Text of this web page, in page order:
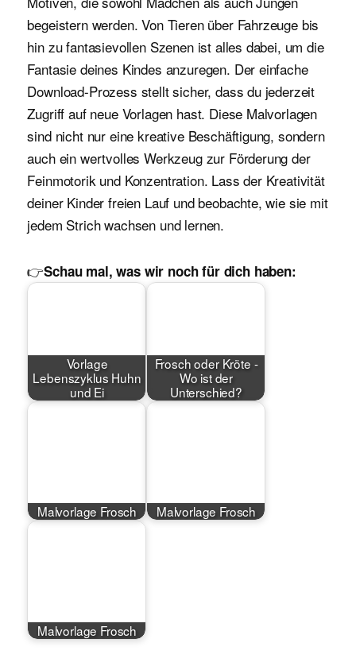
begeistern werden. Von Tieren über Fahrzeuge bis
hin zu fantasievollen Szenen ist alles dabei, um die
Fantasie deines Kindes anzuregen. Der einfache
Download-Prozess stellt sicher, dass du jederzeit
Zugriff auf neue Vorlagen hast. Diese Malvorlagen
sind nicht nur eine kreative Beschäftigung, sondern
auch ein wertvolles Werkzeug zur Förderung der
Feinmotorik und Konzentration. Lass der Kreativität
deiner Kinder freien Lauf und beobachte, wie sie mit
jedem Strich wachsen und lernen.
👉Schau mal, was wir noch für dich haben:
Vorlage
Lebenszyklus Huhn
und Ei
Frosch oder Kröte -
Wo ist der
Unterschied?
Malvorlage Frosch Malvorlage Frosch
Malvorlage Frosch